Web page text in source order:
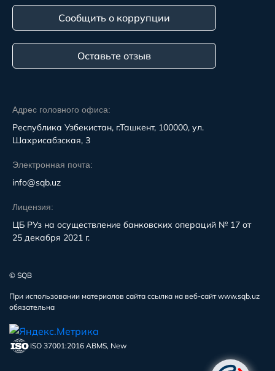
Адрес головного офиса:
Республика Узбекистан, г.Ташкент, 100000, ул.
Шахрисабзская, 3
Электронная почта:
info@sqb.uz
Лицензия:
ЦБ РУз на осуществление банковских операций № 17 от
25 декабря 2021 г.
Сообщить о коррупции
Оставьте отзыв
© SQB
При использовании материалов сайта ссылка на веб-сайт www.sqb.uz
обязательна
ISO 37001:2016 ABMS, New